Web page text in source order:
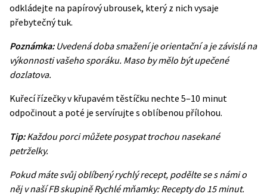
odkládejte na papírový ubrousek, který z nich vysaje
přebytečný tuk.
Poznámka:Uvedená doba smažení je orientační a je závislá na
výkonnosti vašeho sporáku. Maso by mělo být upečené
dozlatova.
Kuřecí řízečky v křupavém těstíčku nechte 5–10 minut
odpočinout a poté je servírujte s oblíbenou přílohou.
Tip:Každou porci můžete posypat trochou nasekané
petrželky.
Pokud máte svůj oblíbený rychlý recept, podělte se s námi o
něj v naší FB skupiněRychlé mňamky: Recepty do 15 minut.